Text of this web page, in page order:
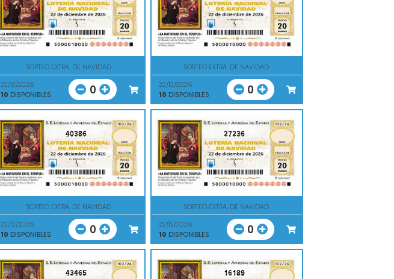
SORTEO EXTRA. DE NAVIDAD
22/12/2026
10 DISPONIBLES 0
SORTEO EXTRA. DE NAVIDAD
22/12/2026
10 DISPONIBLES 0
40386
SORTEO EXTRA. DE NAVIDAD
22/12/2026
10 DISPONIBLES 0
27236
SORTEO EXTRA. DE NAVIDAD
22/12/2026
10 DISPONIBLES 0
43465 16189